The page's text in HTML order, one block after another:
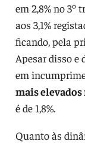
em 2,8% no 3º
aos 3,1%
ficando, pela
Apesar disso e
em
mais elevados
é de 1,8%.
Quanto às